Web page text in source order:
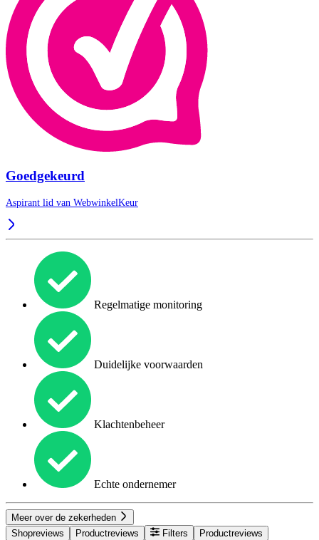
Goedgekeurd
Aspirant lid van WebwinkelKeur
Regelmatige monitoring
Duidelijke voorwaarden
Klachtenbeheer
Echte ondernemer
Meer over de zekerheden
Shopreviews
Productreviews Filters Productreviews